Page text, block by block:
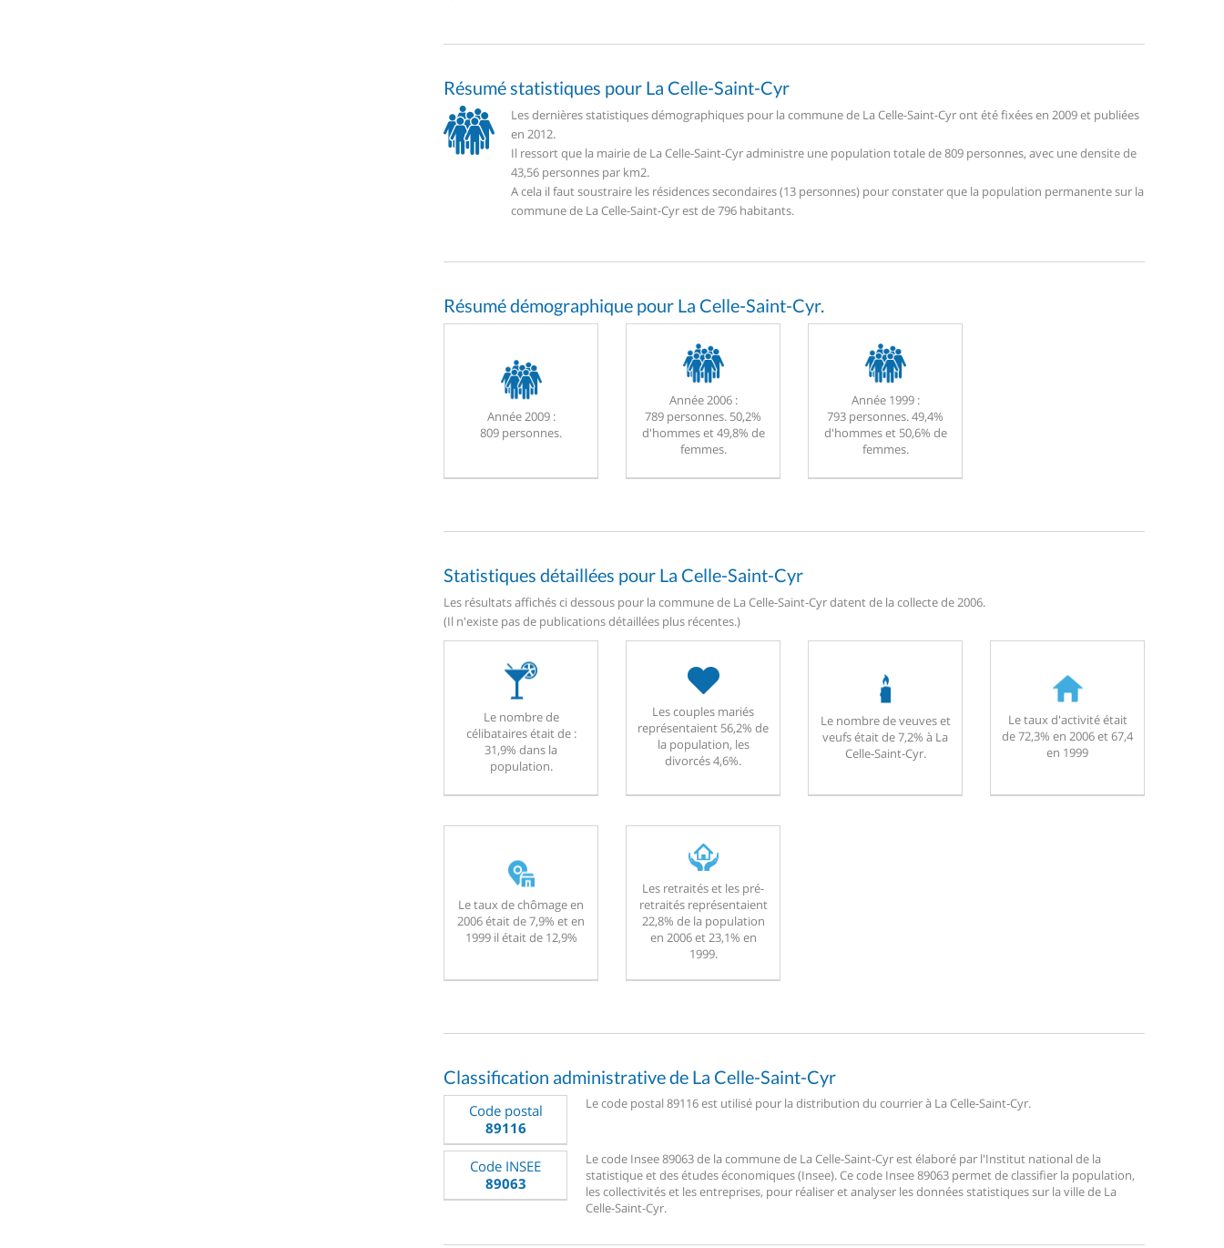
Résumé statistiques pour La Celle-Saint-Cyr
Les dernières statistiques démographiques pour la commune de La Celle-Saint-Cyr ont été fixées en 2009 et publiées
en 2012.
Il ressort que la mairie de La Celle-Saint-Cyr administre une population totale de 809 personnes, avec une densite de
43,56 personnes par km2.
A cela il faut soustraire les résidences secondaires (13 personnes) pour constater que la population permanente sur la
commune de La Celle-Saint-Cyr est de 796 habitants.
Résumé démographique pour La Celle-Saint-Cyr.
Année 2009 :
809 personnes.
Année 2006 :
789 personnes. 50,2%
d'hommes et 49,8% de
femmes.
Année 1999 :
793 personnes. 49,4%
d'hommes et 50,6% de
femmes.
Statistiques détaillées pour La Celle-Saint-Cyr
Les résultats affichés ci dessous pour la commune de La Celle-Saint-Cyr datent de la collecte de 2006.
(Il n'existe pas de publications détaillées plus récentes.)
Le nombre de
célibataires était de :
31,9% dans la
population.
Les couples mariés
représentaient 56,2% de
la population, les
divorcés 4,6%.
Le nombre de veuves et
veufs était de 7,2% à La
Celle-Saint-Cyr.
Le taux d'activité était
de 72,3% en 2006 et 67,4
en 1999
Le taux de chômage en
2006 était de 7,9% et en
1999 il était de 12,9%
Les retraités et les pré-
retraités représentaient
22,8% de la population
en 2006 et 23,1% en
1999.
Classification administrative de La Celle-Saint-Cyr
Code postal
89116
Le code postal 89116 est utilisé pour la distribution du courrier à La Celle-Saint-Cyr.
Code INSEE
89063
Le code Insee 89063 de la commune de La Celle-Saint-Cyr est élaboré par l'Institut national de la
statistique et des études économiques (Insee). Ce code Insee 89063 permet de classifier la population,
les collectivités et les entreprises, pour réaliser et analyser les données statistiques sur la ville de La
Celle-Saint-Cyr.